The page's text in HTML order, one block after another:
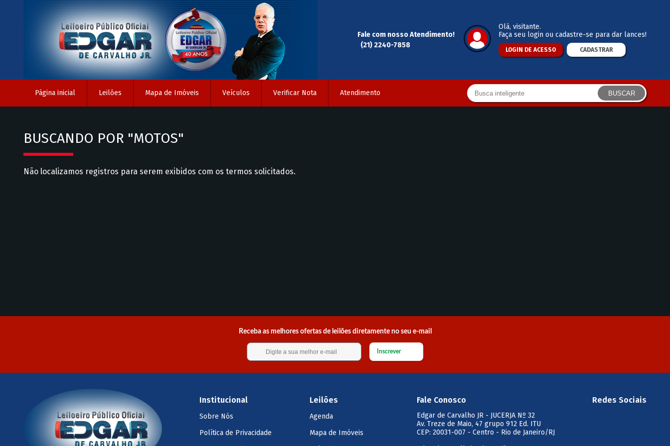
Fale com nosso Atendimento!
(21) 2240-7858
Olá, visitante.
Faça seu login ou cadastre-se para dar lances!
LOGIN DE ACESSO CADASTRAR
Página inicial Leilões Mapa de Imóveis Veículos Verificar Nota Atendimento BUSCAR
BUSCANDO POR "MOTOS"
Não localizamos registros para serem exibidos com os termos solicitados.
Receba as melhores ofertas de leilões diretamente no seu e-mail
Inscrever
Institucional
Sobre Nós
Política de Privacidade
Leilões
Agenda
Mapa de Imóveis
Fale Conosco
Edgar de Carvalho JR - JUCERJA Nº 32
Av. Treze de Maio, 47 grupo 912 Ed. ITU
CEP: 20031-007 - Centro - Rio de Janeiro/RJ
Redes Sociais